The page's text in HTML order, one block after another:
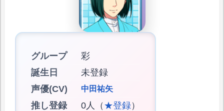
グループ
彩
誕生日
未登録
声優(CV)
中田祐矢
推し登録 0人（ ★登録）